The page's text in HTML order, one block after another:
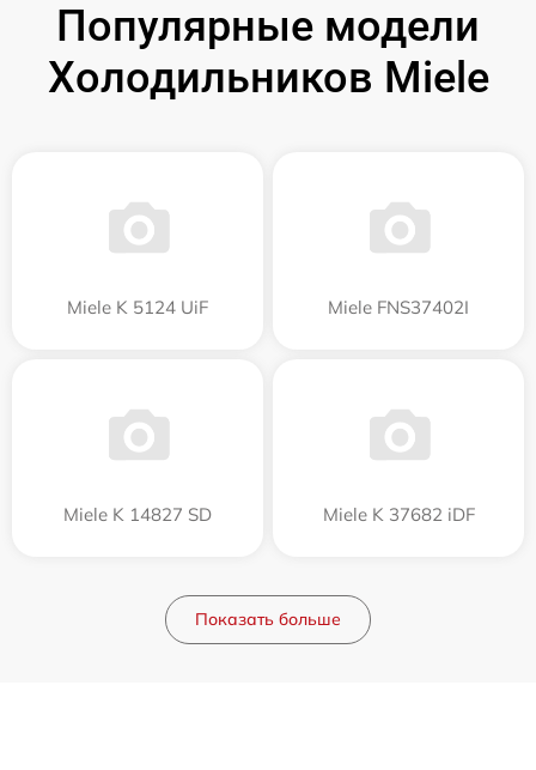
Популярные модели
Холодильников Miele
Miele K 5124 UiF Miele FNS37402I
Miele K 14827 SD Miele K 37682 iDF
Показать больше